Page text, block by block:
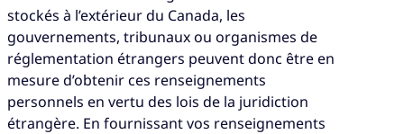
stockés à l’extérieur du Canada, les
gouvernements, tribunaux ou organismes de
réglementation étrangers peuvent donc être en
mesure d’obtenir ces renseignements
personnels en vertu des lois de la juridiction
étrangère. En fournissant vos renseignements